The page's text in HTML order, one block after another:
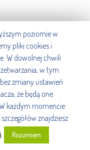
poziomie w
pliki cookies i
W dowolnej chwili
w tym
zmiany ustawień
że będą one
każdym momencie
znajdziesz
. Rozumiem